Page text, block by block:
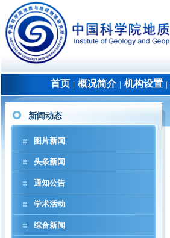
首页 概况简介│ 机构设置
新闻动态
图片新闻
头条新闻
通知公告
学术活动
综合新闻